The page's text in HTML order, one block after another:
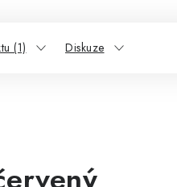
(1) Diskuze